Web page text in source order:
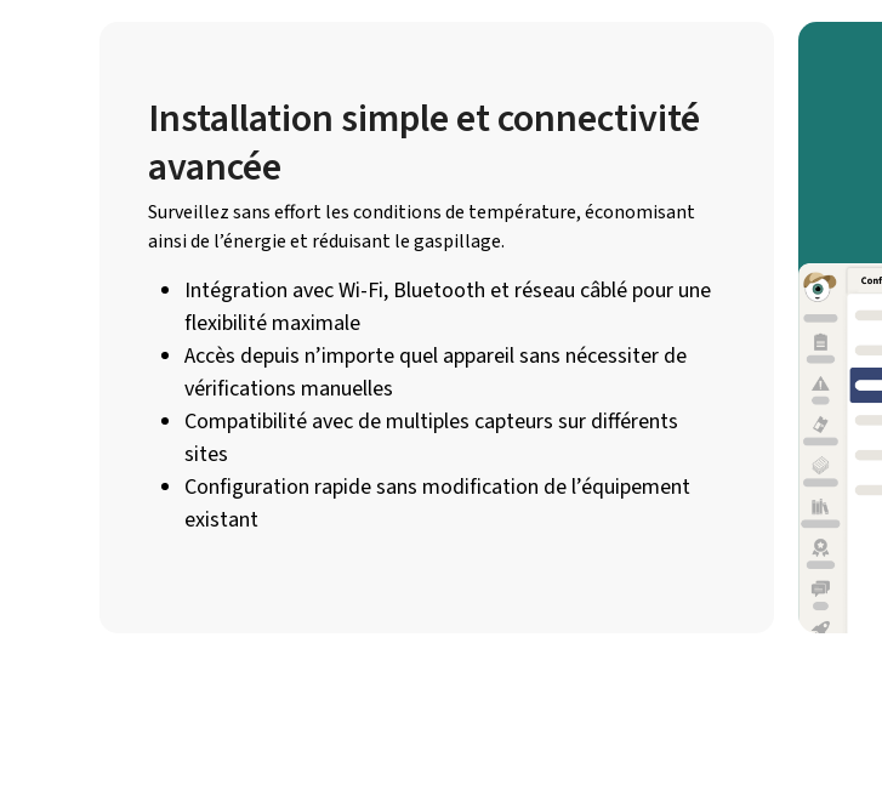
Installation simple et connectivité
avancée
Surveillez sans effort les conditions de température, économisant
ainsi de l’énergie et réduisant le gaspillage.
Intégration avec Wi-Fi, Bluetooth et réseau câblé pour une
flexibilité maximale
Accès depuis n’importe quel appareil sans nécessiter de
vérifications manuelles
Compatibilité avec de multiples capteurs sur différents
sites
Configuration rapide sans modification de l’équipement
existant